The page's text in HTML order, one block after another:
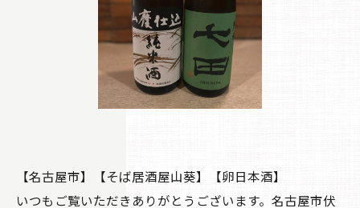
【名古屋市】【そば居酒屋山葵】【卵日本酒】
いつもご覧いただきありがとうございます。名古屋市伏